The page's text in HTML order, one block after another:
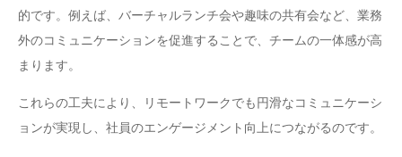
的です。例えば、バーチャルランチ会や趣味の共有会など、業務
外のコミュニケーションを促進することで、チームの一体感が高
まります。
これらの工夫により、リモートワークでも円滑なコミュニケーシ
ョンが実現し、社員のエンゲージメント向上につながるのです。